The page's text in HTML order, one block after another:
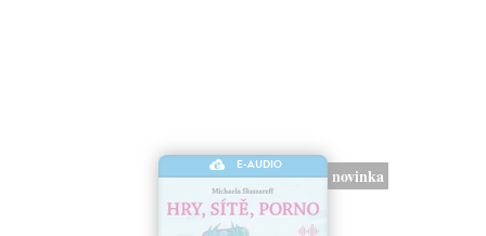
E-AUDIO
novinka